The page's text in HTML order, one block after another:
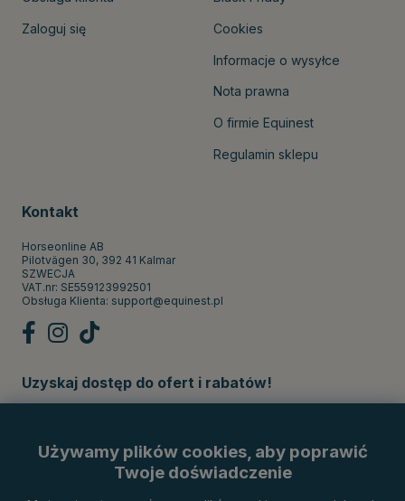
Zaloguj się Cookies
Informacje o wysyłce
Nota prawna
O firmie Equinest
Regulamin sklepu
Kontakt
Horseonline AB
Pilotvägen 30, 392 41 Kalmar
SZWECJA
VAT.nr: SE559123992501
Obsługa Klienta: support@equinest.pl
Uzyskaj dostęp do ofert i rabatów!
Używamy plików cookies, aby poprawić
Twoje doświadczenie